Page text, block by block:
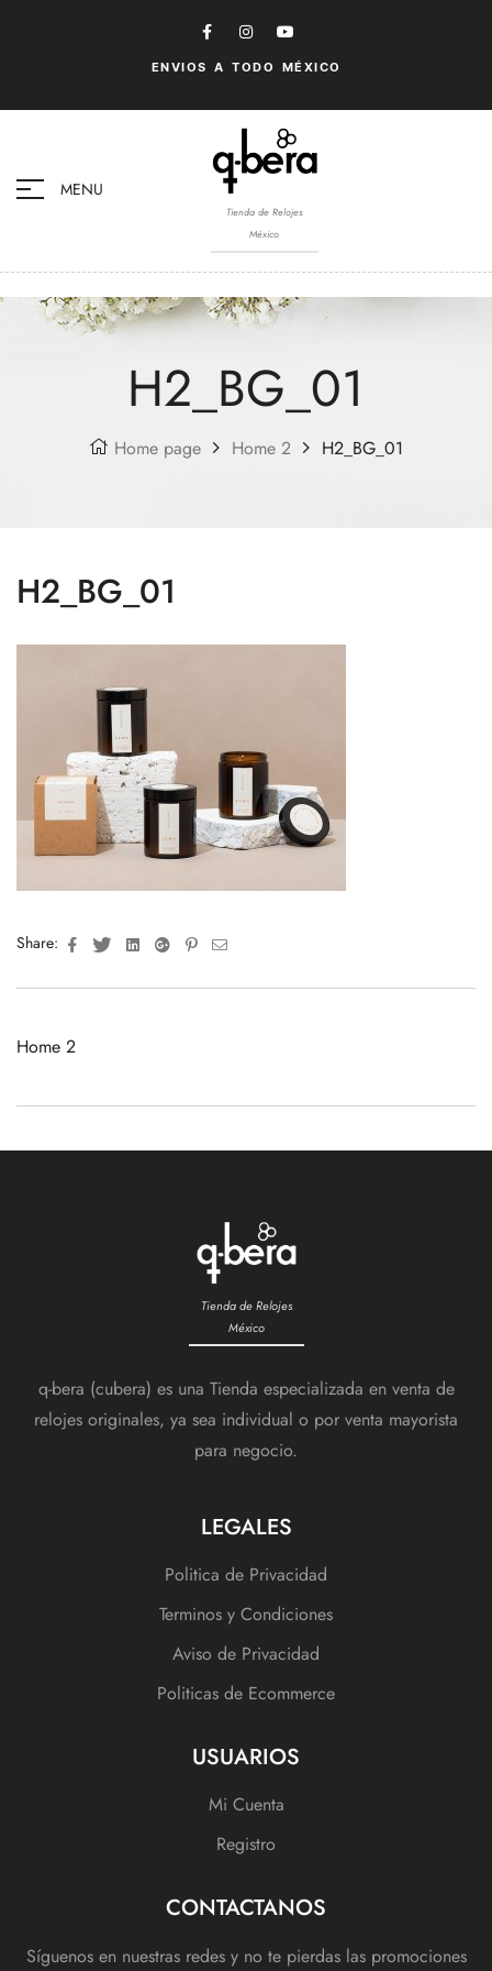
ENVIOS A TODO MÉXICO
MENU
Tienda de Relojes
México
H2_BG_01
Home page Home 2 H2_BG_01
H2_BG_01
Share: FacebookTwitterLinkedinGoogle+Pinterest
Email
Home 2
Tienda de Relojes
México
q-bera (cubera) es una Tienda especializada en venta de
relojes originales, ya sea individual o por venta mayorista
para negocio.
LEGALES
Politica de Privacidad
Terminos y Condiciones
Aviso de Privacidad
Politicas de Ecommerce
USUARIOS
Mi Cuenta
Registro
CONTACTANOS
Síguenos en nuestras redes y no te pierdas las promociones